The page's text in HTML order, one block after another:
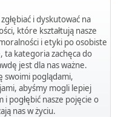
i dyskutować na
które kształtują nasze
i etyki po osobiste
ta kategoria zachęca do
jest dla nas ważne.
swoimi poglądami,
abyśmy mogli lepiej
pogłębić nasze pojęcie o
nas w życiu.